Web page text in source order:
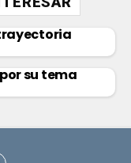
su tema